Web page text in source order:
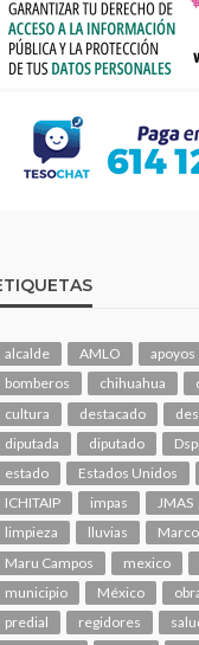
alcalde AMLO apoyos
bomberos
chihuahua
cultura
destacado
diputada
diputado
estado
Estados Unidos
ICHITAIP
impas JMAS
limpieza
lluvias
Maru Campos
mexico
municipio
México
predial
regidores